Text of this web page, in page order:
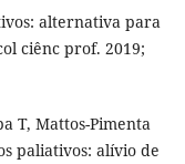
alternativa para
ciênc prof. 2019;
T, Mattos-Pimenta
paliativos: alívio de